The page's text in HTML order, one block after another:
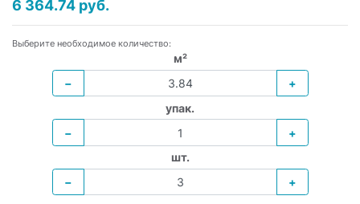
6 364.74 руб.
Выберите необходимое количество:
м²
−
+
упак.
−
+
шт.
−
+